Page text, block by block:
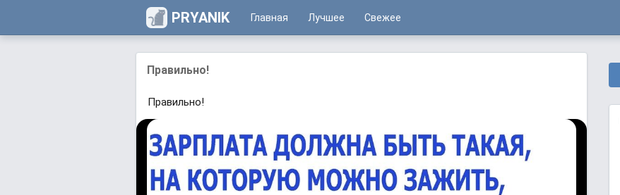
PRYANIK Главная Лучшее Свежее
Правильно!
Правильно!